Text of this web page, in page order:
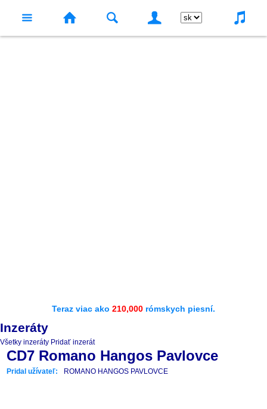
Teraz viac ako 210,000 rómskych piesní.
Inzeráty
Všetky inzeráty Pridať inzerát
CD7 Romano Hangos Pavlovce
Pridal užívateľ: ROMANO HANGOS PAVLOVCE